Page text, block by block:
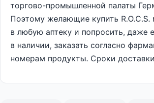
торгово-промышленной палаты
Поэтому желающие купить R.O.C.S.
в любую аптеку и попросить, даже
в наличии, заказать согласно
номерам продукты. Сроки